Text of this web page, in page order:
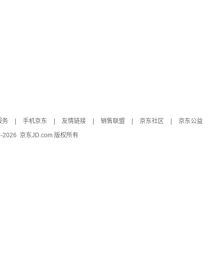
务 手机京东 友情链接 销售联盟 京东社区
京东公益
2026 京东JD.com 版权所有